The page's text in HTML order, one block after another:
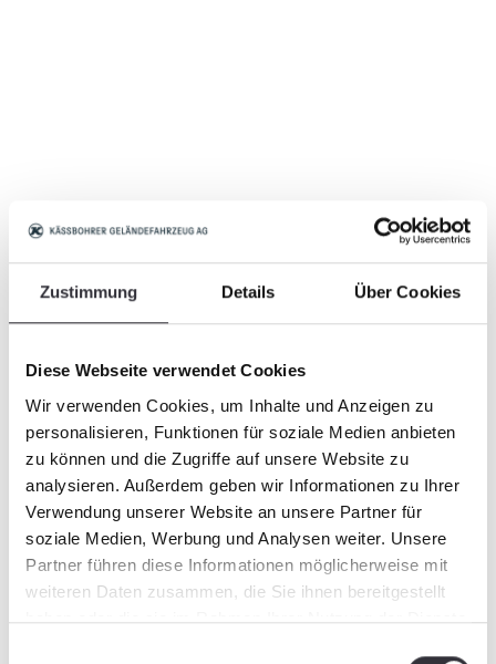
Zustimmung Details Über Cookies
Diese Webseite verwendet Cookies
Wir verwenden Cookies, um Inhalte und Anzeigen zu
personalisieren, Funktionen für soziale Medien anbieten
zu können und die Zugriffe auf unsere Website zu
analysieren. Außerdem geben wir Informationen zu Ihrer
Verwendung unserer Website an unsere Partner für
soziale Medien, Werbung und Analysen weiter. Unsere
Partner führen diese Informationen möglicherweise mit
weiteren Daten zusammen, die Sie ihnen bereitgestellt
haben oder die sie im Rahmen Ihrer Nutzung der Dienste